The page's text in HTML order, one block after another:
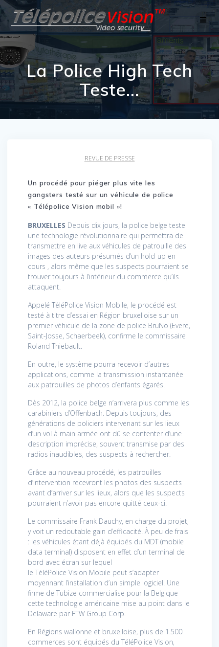
to
content
La Police High Tech
Teste…
REVUE DE PRESSE
Un procédé pour piéger plus vite les
gangsters testé sur un véhicule de police
« Télépolice Vision mobil »!
BRUXELLES Depuis dix jours, la police belge teste
une technologie révolutionnaire qui permettra de
transmettre en live aux véhicules de patrouille des
images des auteurs présumés d’un hold-up en
cours , alors même que les suspects pourraient se
trouver toujours à l’intérieur du commerce qu’ils
attaquent.
Appelé TéléPolice Vision Mobile, le procédé est
testé à titre d’essai en Région bruxelloise sur un
premier véhicule de la zone de police BruNo (Evere,
Saint-Josse, Schaerbeek), confirme le commissaire
Roland Thiebault.
En outre, le système pourra recevoir d’autres
applications, comme la transmission instantanée
aux patrouilles de photos d’enfants égarés.
Dès 2012, la police belge n’arrivera plus comme les
carabiniers d’Offenbach. Depuis toujours, des
générations de policiers intervenant sur les lieux
d’un vol à main armée ont dû se contenter d’une
description imprécise, souvent transmise par des
radios inaudibles, des suspects à rechercher.
Grâce au nouveau procédé, les patrouilles
d’intervention recevront les photos des suspects
avant d’arriver sur les lieux, alors que les suspects
pourraient n’avoir pas encore quitté ceux-ci.
Le commissaire Frank Dauchy, en charge du projet,
y voit un redoutable gain d’efficacité. À peu de frais
: les véhicules étant déjà équipés du MDT (mobile
data terminal) disposent en effet d’un terminal de
bord avec écran sur lequel
le TéléPolice Vision Mobile peut s’adapter
moyennant l’installation d’un simple logiciel. Une
firme de Tubize commercialise pour la Belgique
cette technologie américaine mise au point dans le
Delaware par FTW Group Corp.
En Régions wallonne et bruxelloise, plus de 1.500
commerces sont équipés du TéléPolice Vision,